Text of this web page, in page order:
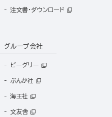
注文書・ダウンロード
グループ会社
ビーグリー
ぶんか社
海王社
文友舎